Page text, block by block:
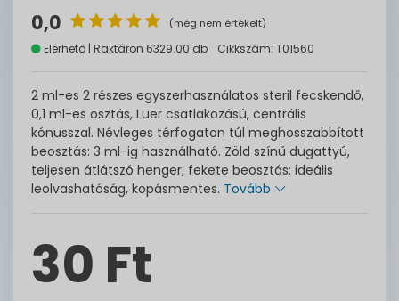
0,0 (még nem értékelt)
Elérhető | Raktáron 6329.00 db Cikkszám: T01560
2 ml-es 2 részes egyszerhasználatos steril fecskendő,
0,1 ml-es osztás, Luer csatlakozású, centrális
kónusszal. Névleges térfogaton túl meghosszabbított
beosztás: 3 ml-ig használható. Zöld színű dugattyú,
teljesen átlátszó henger, fekete beosztás: ideális
leolvashatóság, kopásmentes. Tovább
30 Ft